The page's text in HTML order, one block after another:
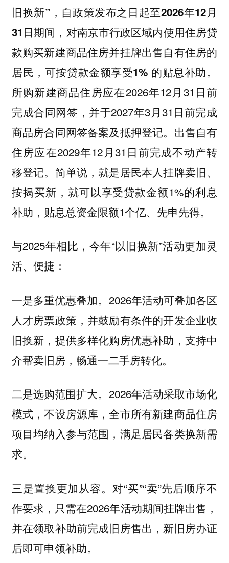
旧换新”，自政策发布之日起至2026年12月
31日期间，对南京市行政区域内使用住房贷
款购买新建商品住房并挂牌出售自有住房的
居民，可按贷款金额享受1% 的贴息补助。
所购新建商品住房应在2026年12月31日前
完成合同网签，并于2027年3月31日前完成
商品房合同网签备案及抵押登记。出售自有
住房应在2029年12月31日前完成不动产转
移登记。简单说，就是居民本人挂牌卖旧、
按揭买新，就可以享受贷款金额1%的利息
补助，贴息总资金限额1个亿、先申先得。
与2025年相比，今年“以旧换新”活动更加灵
活、便捷：
一是多重优惠叠加。2026年活动可叠加各区
人才房票政策，并鼓励有条件的开发企业收
旧换新，提供多样化购房优惠补助，支持中
介帮卖旧房，畅通一二手房转化。
二是选购范围扩大。2026年活动采取市场化
模式，不设房源库，全市所有新建商品住房
项目均纳入参与范围，满足居民各类换新需
求。
三是置换更加从容。对“买”“卖”先后顺序不
作要求，只需在2026年活动期间挂牌出售，
并在领取补助前完成旧房售出，新旧房办证
后即可申领补助。